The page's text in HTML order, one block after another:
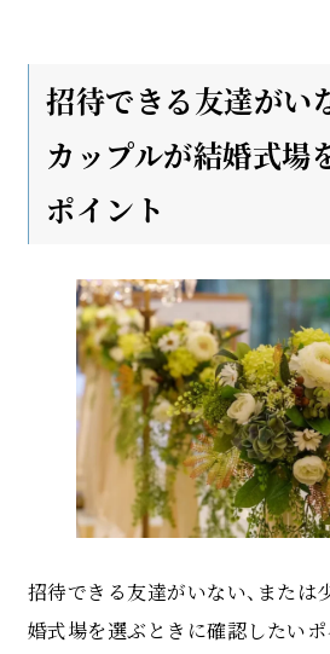
招待できる友達がい
カップルが結婚式場
ポイント
招待できる友達がいない、または
婚式場を選ぶときに確認したいポ